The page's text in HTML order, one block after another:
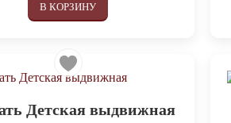
В КОРЗИНУ
Детская выдвижная